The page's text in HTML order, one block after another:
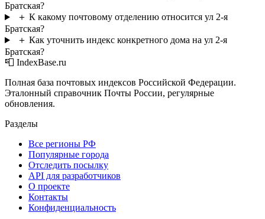
Братская?
＋ К какому почтовому отделению относится ул 2-я
Братская?
＋ Как уточнить индекс конкретного дома на ул 2-я
Братская?
📮 IndexBase.ru
Полная база почтовых индексов Российской Федерации.
Эталонный справочник Почты России, регулярные
обновления.
Разделы
Все регионы РФ
Популярные города
Отследить посылку
API для разработчиков
О проекте
Контакты
Конфиденциальность